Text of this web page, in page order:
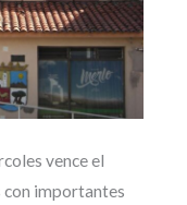
vence el
importantes